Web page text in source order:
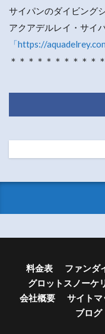
サイパンのダイビング
アクアデルレイ・サイ
「https://
＊＊＊＊＊＊＊＊＊＊
料金表 ファンダ
グロットスノーケ
会社概要
サイトマ
ブロ